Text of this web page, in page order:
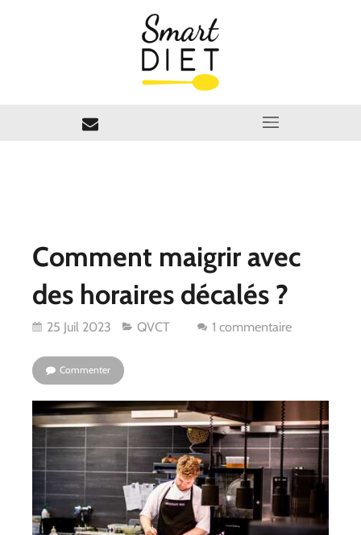
Comment maigrir avec
des horaires décalés ?
25 Juil 2023 QVCT 1 commentaire
Commenter